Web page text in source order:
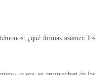
¿qué formas asumen los